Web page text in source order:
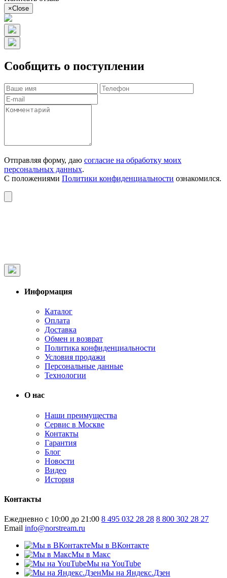
×Close
Сообщить о поступлении
Отправляя форму, даю согласие на обработку моих
персональных данных.
С положениями Политики конфиденциальности ознакомился.
Информация
Каталог
Оплата
Доставка
Обмен и возврат
Политика конфиденциальности
Условия продажи
Персональные данные
Технологии
О нас
Наши преимущества
Сервис в Москве
Контакты
Гарантия
Блог
Новости
Видео
История
Контакты
Ежедневно с 10:00 до 21:00 8 495 032 28 28 8 800 302 28 27
Email info@norstream.ru
Мы в ВКонтакте
Мы в Макс
Мы на YouTube
Мы на Яндекс.Дзен